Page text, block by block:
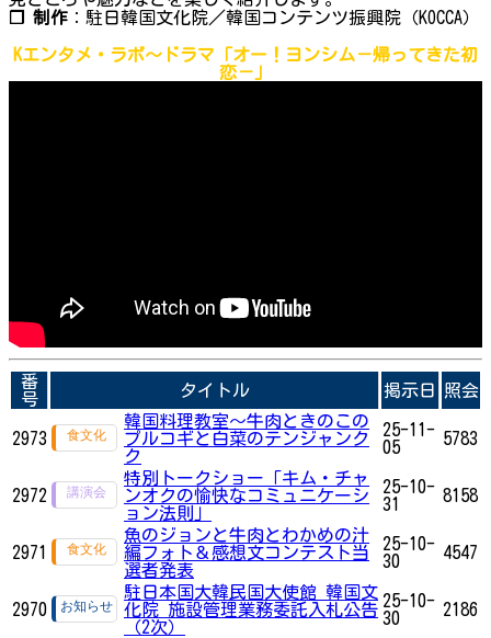
❐ 制作 ：駐日韓国文化院／韓国コンテンツ振興院（KOCCA）
Kエンタメ・ラボ～ドラマ「オー！ヨンシム－帰ってきた初
恋－」
番
号
タイトル 掲示日 照会
2973
韓国料理教室～牛肉ときのこの
プルコギと白菜のテンジャンク
ク
25-11-
05
5783
2972
特別トークショー「キム・チャ
ンオクの愉快なコミュニケーシ
ョン法則」
25-10-
31
8158
2971
魚のジョンと牛肉とわかめの汁
編フォト＆感想文コンテスト当
選者発表
25-10-
30
4547
2970
駐日本国大韓民国大使館 韓国文
化院 施設管理業務委託入札公告
（2次）
25-10-
30
2186